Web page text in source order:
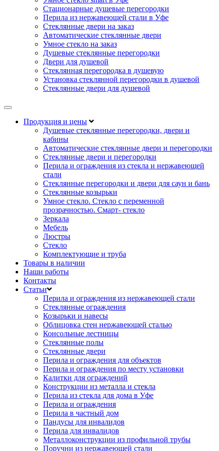
Стационарные душевые перегородки
Перила из нержавеющей стали в Уфе
Стеклянные двери на заказ
Автоматические стеклянные двери
Умное стекло на заказ
Душевые стеклянные перегородки
Двери для душевой
Стеклянная перегородка в душевую
Установка стеклянной перегородки в душевой
Стеклянные двери для душевой
Продукция и цены
Душевые стеклянные перегородки, двери и
кабины
Автоматические стеклянные двери и перегородки
Стеклянные двери и перегородки
Перила и ограждения из стекла и нержавеющей
стали
Стеклянные перегородки и двери для саун и бань
Стеклянные козырьки
Умное стекло. Стекло с переменной
прозрачностью. Смарт- стекло
Зеркала
Мебель
Люстры
Стекло
Комплектующие и труба
Товары в наличии
Наши работы
Контакты
Статьи
Перила и ограждения из нержавеющей стали
Стеклянные ограждения
Козырьки и навесы
Облицовка стен нержавеющей сталью
Консольные лестницы
Стеклянные полы
Стеклянные двери
Перила и ограждения для объектов
Перила и ограждения по месту установки
Калитки для ограждений
Конструкции из металла и стекла
Перила из стекла для дома в Уфе
Перила и ограждения
Перила в частный дом
Пандусы для инвалидов
Перила для инвалидов
Металлоконструкции из профильной трубы
Поручни из нержавеющей стали